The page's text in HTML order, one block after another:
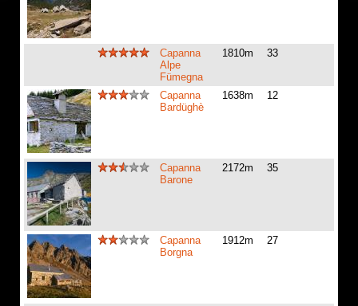
Capanna
Alpe
Fümegna
1810m 33
Capanna
Bardüghè
1638m 12
Capanna
Barone
2172m 35
Capanna
Borgna
1912m 27